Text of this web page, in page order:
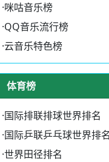
·咪咕音乐榜
·QQ音乐流行榜
·云音乐特色榜
体育榜
·国际排联排球世界排名
·国际乒联乒乓球世界排名
·世界田径排名